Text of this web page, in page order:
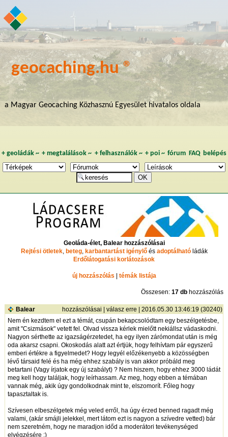
geocaching.hu ®
a Magyar Geocaching Közhasznú Egyesület hivatalos oldala
+ geoládák~ +megtalálások ~ + felhasználók~ + poi~ fórum FAQ belépés
Geoláda-élet, Balear hozzászólásai
Rejtési ötletek, beteg, karbantartást igénylőés adoptálhatóládák
Erdőlátogatási korlátozások
új hozzászólás | témák listája
Összesen:17 db hozzászólás
Balear hozzászólásai |válasz erre | 2016.05.30 13:46:19 (30240)
Nem én kezdtem el ezt a témát, csupán bekapcsolódtam egy beszélgetésbe,
amit "Csizmások" vetett fel. Olvad vissza kérlek mielőtt nekiállsz vádaskodni.
Nagyon sérthette az igazságérzetedet, ha egy ilyen zárómondat után is még
oda akarsz csapni. Okoskodás alatt azt értjük, hogy felhívtam pár egyszerű
emberi értékre a figyelmedet? Hogy legyél előzékenyebb a közösségben
lévő társaid felé és ha még ehhez szabály is van akkor próbáld meg
betartani (Vagy írjatok egy új szabályt) ? Nem hiszem, hogy ehhez 3000 ládát
meg kell hogy találjak, hogy leírhassam. Az meg, hogy ebben a témában
vannak még, akik úgy gondolkodnak mint te, elszomorít. Főleg hogy
tapasztaltak is.
Szívesen elbeszélgetek még veled erről, ha úgy érzed benned ragadt még
valami, (akár smájli jelekkel, mert látom ezt is nagyon a szívedre vetted) bár
nem szeretném, hogy ne maradjon időd a moderátori tevékenységed
elvégzésére :)